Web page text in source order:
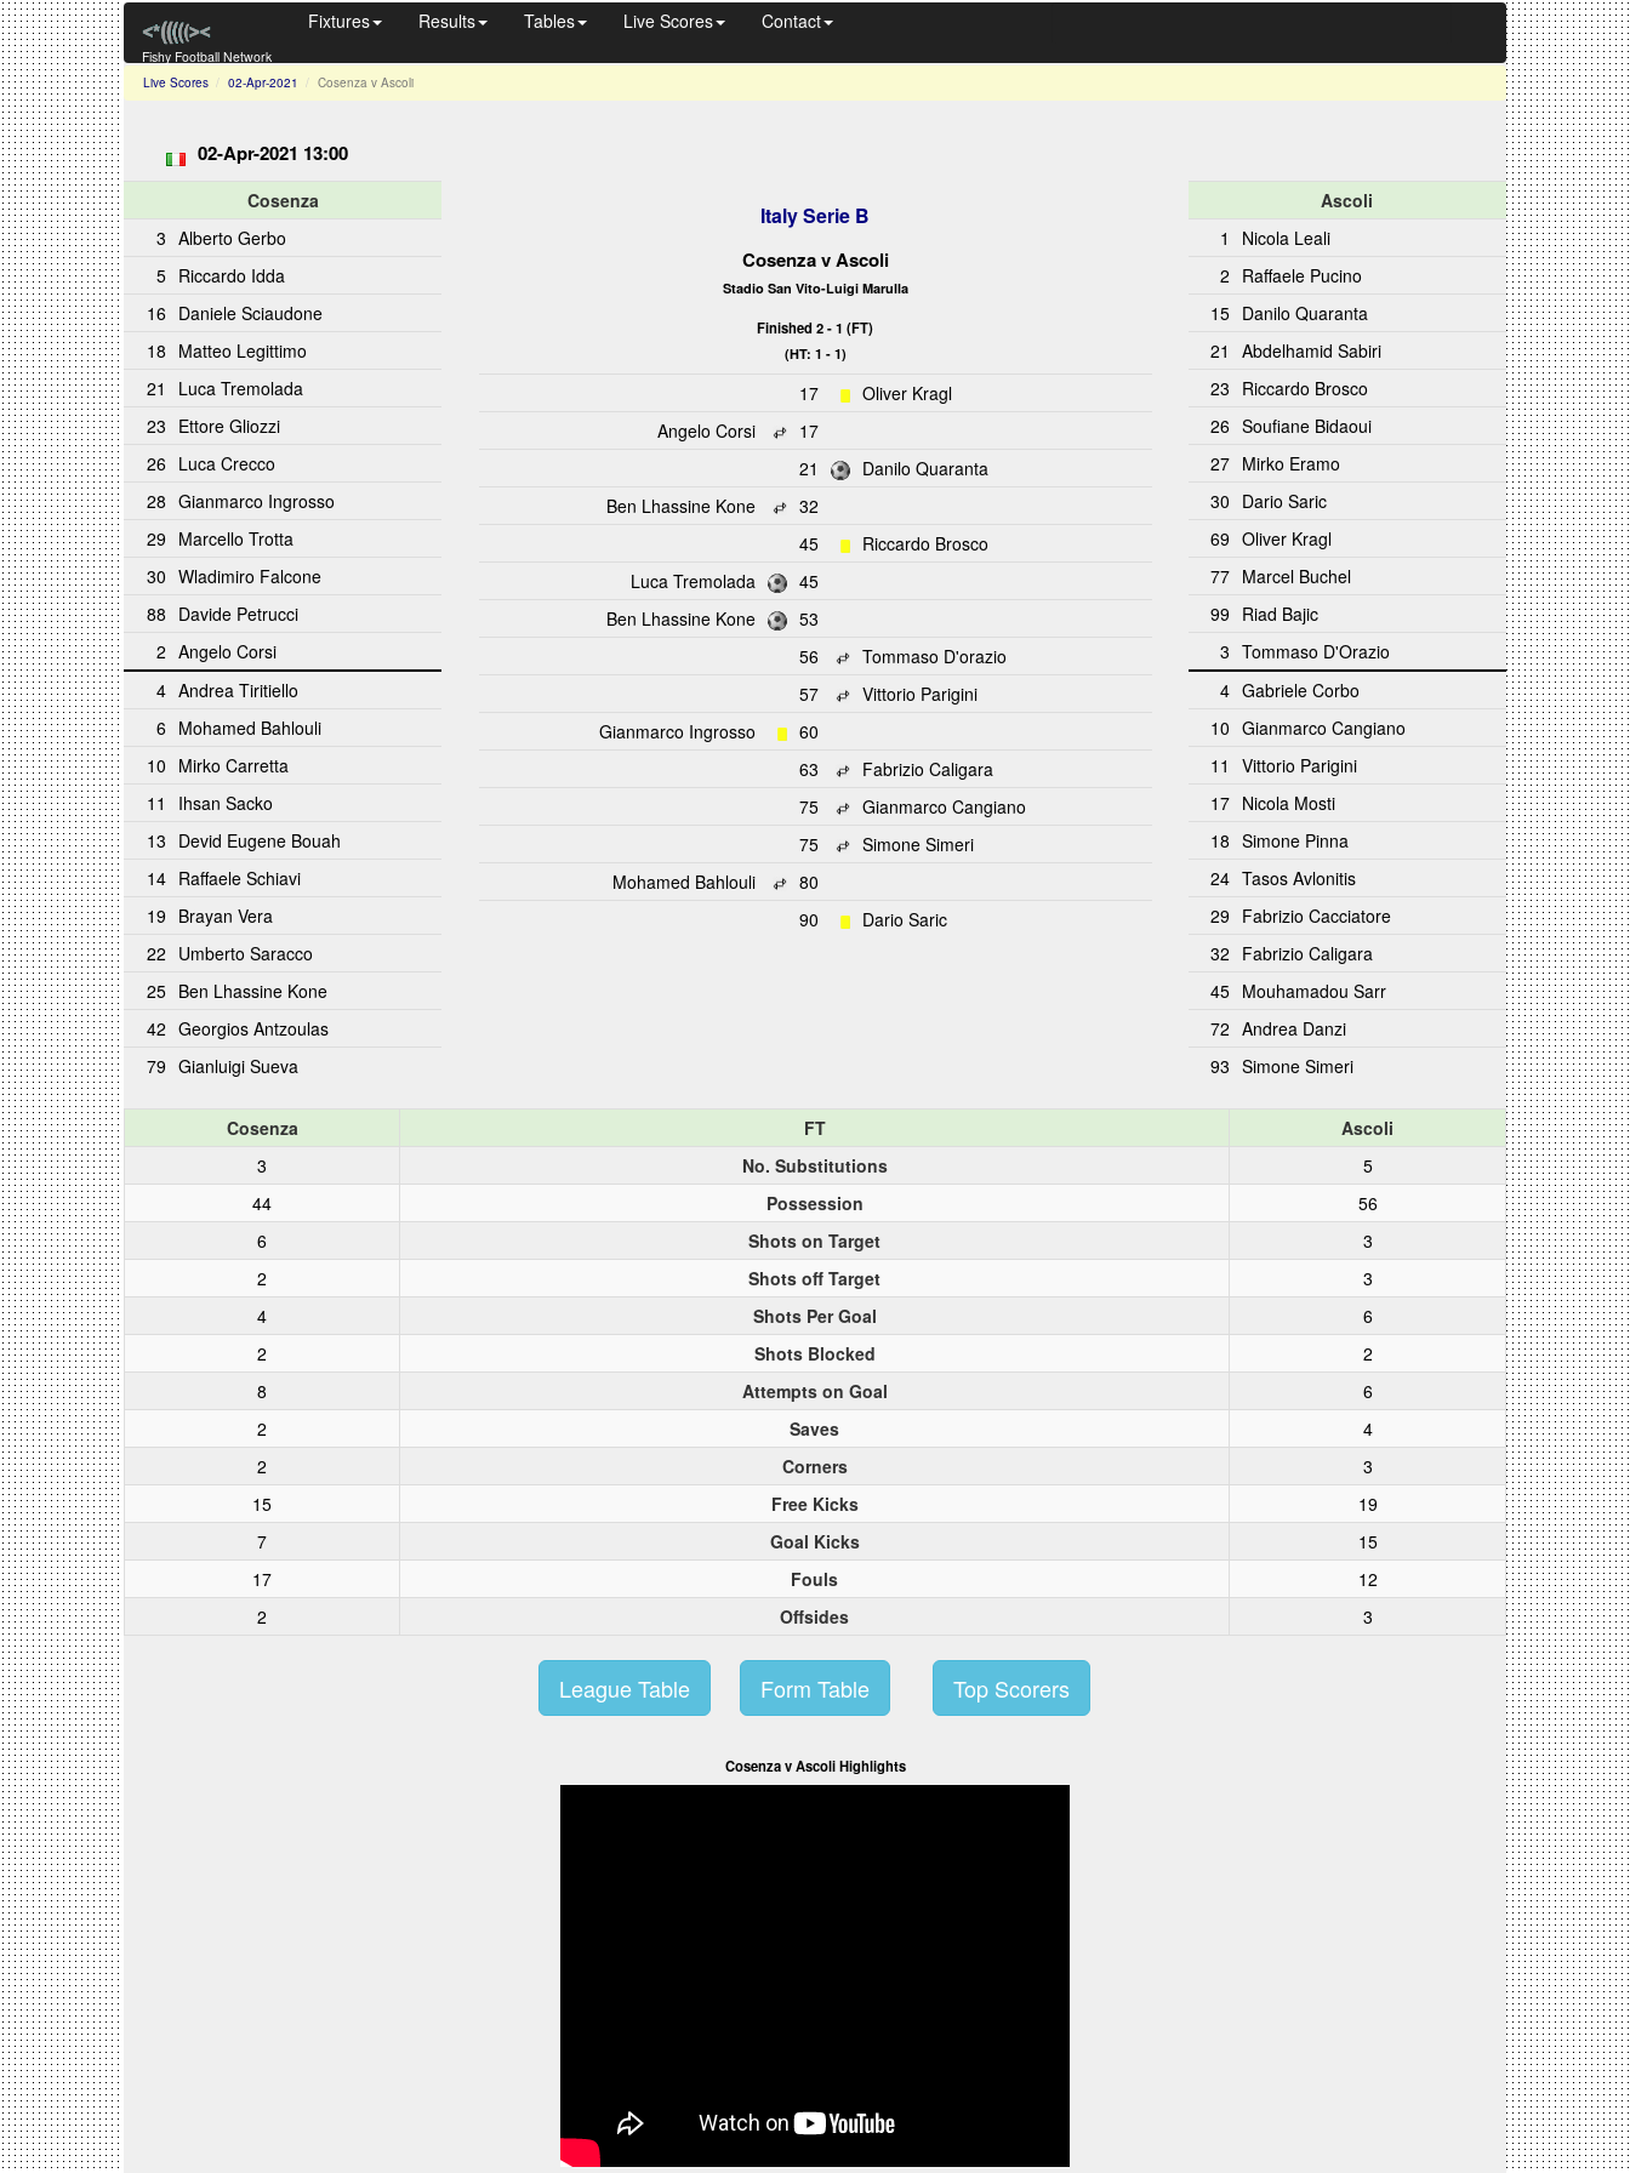
Fishy Football Network
Fixtures Results Tables Live Scores Contact
Live Scores 02-Apr-2021 Cosenza v Ascoli
02-Apr-2021 13:00
Italy Serie B
CosenzavAscoli
Stadio San Vito-Luigi Marulla
Finished 2 - 1 (FT)
(HT: 1 - 1)
17
Oliver Kragl
Angelo Corsi
17
21
Danilo Quaranta
Ben Lhassine Kone
32
45
Riccardo Brosco
Luca Tremolada
45
Ben Lhassine Kone
53
56
Tommaso D'orazio
57
Vittorio Parigini
Gianmarco Ingrosso
60
63
Fabrizio Caligara
75
Gianmarco Cangiano
75
Simone Simeri
Mohamed Bahlouli
80
90
Dario Saric
Cosenza
3 Alberto Gerbo
5 Riccardo Idda
16 Daniele Sciaudone
18 Matteo Legittimo
21
Luca Tremolada
23 Ettore Gliozzi
26 Luca Crecco
28 Gianmarco Ingrosso
29 Marcello Trotta
30 Wladimiro Falcone
88 Davide Petrucci
2 Angelo Corsi
4 Andrea Tiritiello
6 Mohamed Bahlouli
10 Mirko Carretta
11
Ihsan Sacko
13 Devid Eugene Bouah
14 Raffaele Schiavi
19 Brayan Vera
22 Umberto Saracco
25 Ben Lhassine Kone
42 Georgios Antzoulas
79 Gianluigi Sueva
Ascoli
1
Nicola Leali
2 Raffaele Pucino
15 Danilo Quaranta
21
Abdelhamid Sabiri
23 Riccardo Brosco
26 Soufiane Bidaoui
27 Mirko Eramo
30 Dario Saric
69 Oliver Kragl
77 Marcel Buchel
99 Riad Bajic
3 Tommaso D'Orazio
4 Gabriele Corbo
10 Gianmarco Cangiano
11
Vittorio Parigini
17 Nicola Mosti
18 Simone Pinna
24 Tasos Avlonitis
29 Fabrizio Cacciatore
32 Fabrizio Caligara
45 Mouhamadou Sarr
72 Andrea Danzi
93 Simone Simeri
Cosenza FT
Ascoli
3
No. Substitutions
5
44
Possession
56
6
Shots on Target
3
2
Shots off Target
3
4
Shots Per Goal
6
2
Shots Blocked
2
8
Attempts on Goal
6
2
Saves
4
2
Corners
3
15
Free Kicks
19
7
Goal Kicks
15
17
Fouls
12
2
Offsides 3
League Table Form Table Top Scorers
Cosenza v Ascoli Highlights